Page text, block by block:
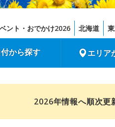
ント・おでかけ2026 北海道
から探す エリア
2026年情報へ順次更